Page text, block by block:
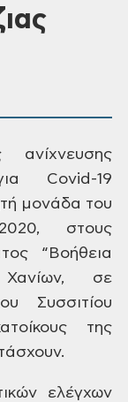
ανίχνευσης
Covid-19
μονάδα του
στους
“Βοήθεια
σε
Συσσιτίου
της
ελέγχων